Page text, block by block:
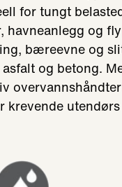
for tungt
havneanlegg og
bæreevne og
og betong.
utendørs